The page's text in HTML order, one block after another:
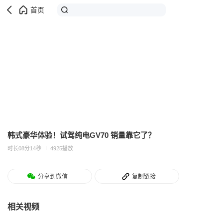
首页
韩式豪华体验！试驾纯电GV70 销量靠它了？
时长08分14秒 4925播放
分享到微信 复制链接
相关视频